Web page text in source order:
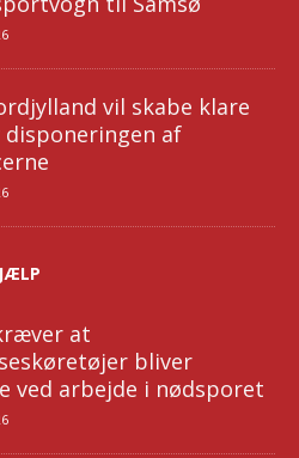
vil skabe klare
af
at
bliver
ved arbejde i nødsporet